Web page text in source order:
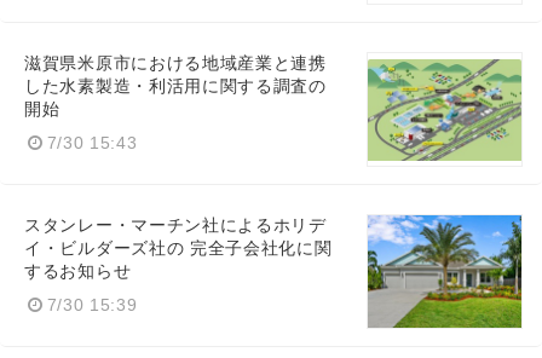
滋賀県米原市における地域産業と連携
した水素製造・利活用に関する調査の
開始
7/30 15:43
スタンレー・マーチン社によるホリデ
イ・ビルダーズ社の 完全子会社化に関
するお知らせ
7/30 15:39
English